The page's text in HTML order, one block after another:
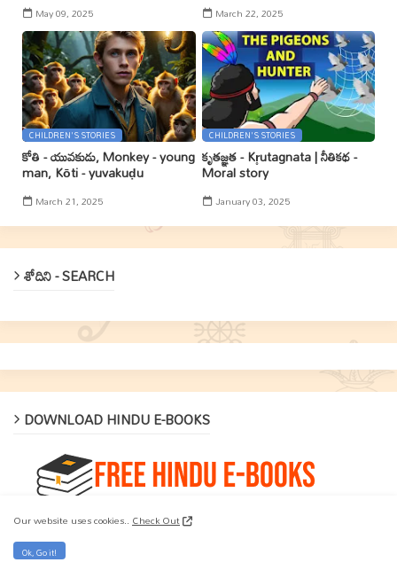
May 09, 2025 March 22, 2025
CHILDREN'S STORIES
కోతి - యువకుడు, Monkey - young
man, Kōti - yuvakuḍu
March 21, 2025
CHILDREN'S STORIES
కృతజ్ఞత - Kr̥utagnata | నీతికథ -
Moral story
January 03, 2025
శోదిని - SEARCH
DOWNLOAD HINDU E-BOOKS
Download and Read Free E-Books on Hinduism, Sikkhism, Jainism and
Share the True Knowledge.
Our website uses cookies..Check Out
Ok, Go it!